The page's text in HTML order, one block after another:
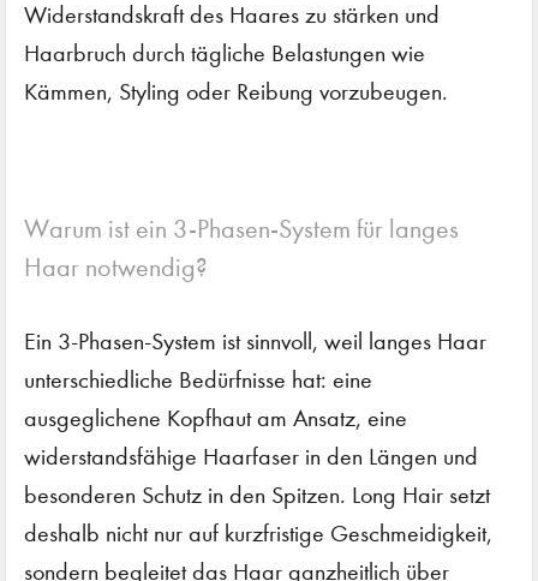
Widerstandskraft des Haares zu stärken und
Haarbruch durch tägliche Belastungen wie
Kämmen, Styling oder Reibung vorzubeugen.
Warum ist ein 3-Phasen-System für langes
Haar notwendig?
Ein 3-Phasen-System ist sinnvoll, weil langes Haar
unterschiedliche Bedürfnisse hat: eine
ausgeglichene Kopfhaut am Ansatz, eine
widerstandsfähige Haarfaser in den Längen und
besonderen Schutz in den Spitzen. Long Hair setzt
deshalb nicht nur auf kurzfristige Geschmeidigkeit,
sondern begleitet das Haar ganzheitlich über